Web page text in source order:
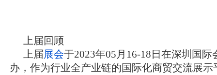
上届回顾
上届展会于2023年05月16-18日在深圳国际
办，作为行业全产业链的国际化商贸交流展